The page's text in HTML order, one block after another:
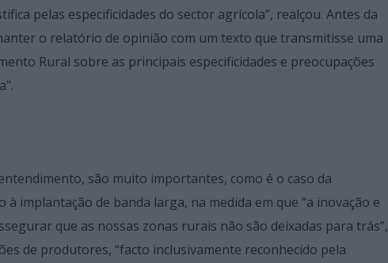
pelas especificidades do sector agrícola”, realçou. Antes da
o relatório de opinião com um texto que transmitisse uma
Rural sobre as principais especificidades e preocupações
são muito importantes, como é o caso da
implantação de banda larga, na medida em que “a inovação e
que as nossas zonas rurais não são deixadas para trás”,
de produtores, “facto inclusivamente reconhecido pela